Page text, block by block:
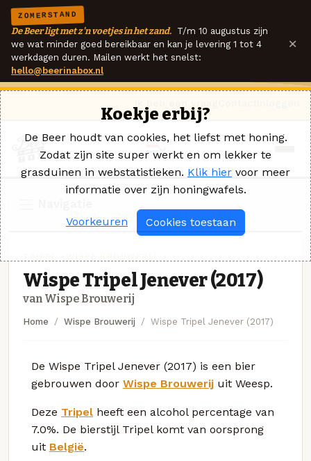
ZOMERSTAND
De Beer ligt met z'n voetjes in het zand. T/m 10 augustus zijn
we wat minder goed bereikbaar en kan je levering 1 tot 4
werkdagen duren. Mailen werkt het snelst:
hello@beerinabox.nl
×
Wispe Tripel Jenever (2017)
van Wispe Brouwerij
Home Wispe Brouwerij Wispe Tripel Jenever (2017)
De Wispe Tripel Jenever (2017) is een bier
gebrouwen door Wispe Brouwerij uit Weesp.
Deze Tripel heeft een alcohol percentage van
7.0%. De bierstijl Tripel komt van oorsprong
uit België.
Koekje erbij?
De Beer houdt van cookies, het liefst met honing.
Zodat zijn site super werkt en om lekker te
grasduinen in webstatistieken. Klik hier voor meer
informatie over zijn honingwafels.
Voorkeuren Cookies toestaan